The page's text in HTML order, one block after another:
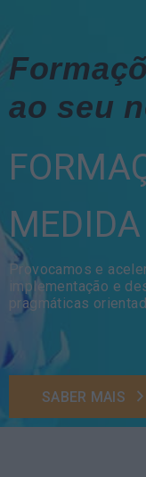
ao seu
MEDIDA
Provocamos e
implementação e
pragmáticas
SABER MAIS